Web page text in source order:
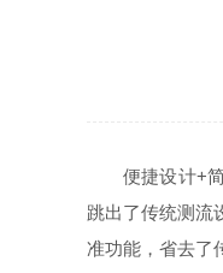
便捷设计+
跳出了传统测流
准功能，省去了